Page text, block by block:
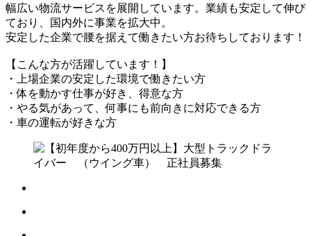
幅広い物流サービスを展開しています。業績も安定して伸び
ており、国内外に事業を拡大中。
安定した企業で腰を据えて働きたい方お待ちしております！
【こんな方が活躍しています！】
・上場企業の安定した環境で働きたい方
・体を動かす仕事が好き、得意な方
・やる気があって、何事にも前向きに対応できる方
・車の運転が好きな方